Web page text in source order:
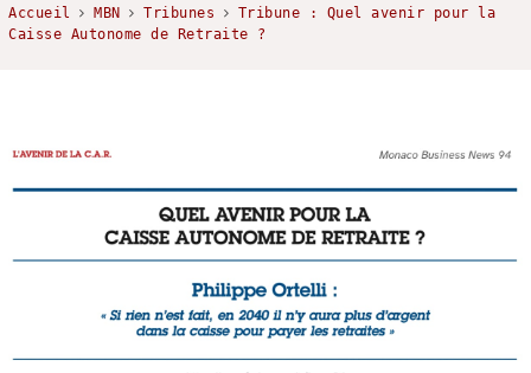
Accueil MBN Tribunes
Tribune : Quel avenir pour la
Caisse Autonome de Retraite ?